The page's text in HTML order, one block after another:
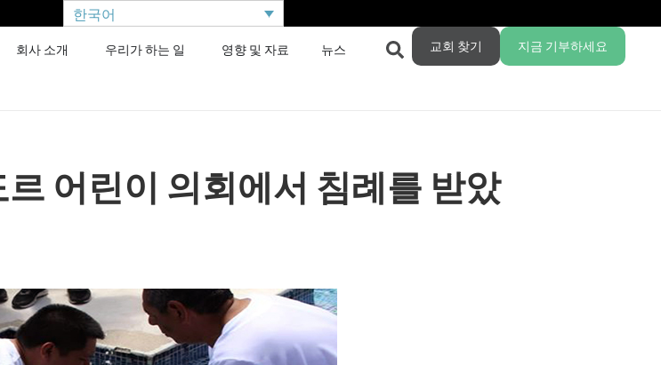
한국어
회사 소개 우리가 하는 일 영향 및 자료 뉴스 교회 찾기 지금 기부하세요
어린이 의회에서 침례를 받았